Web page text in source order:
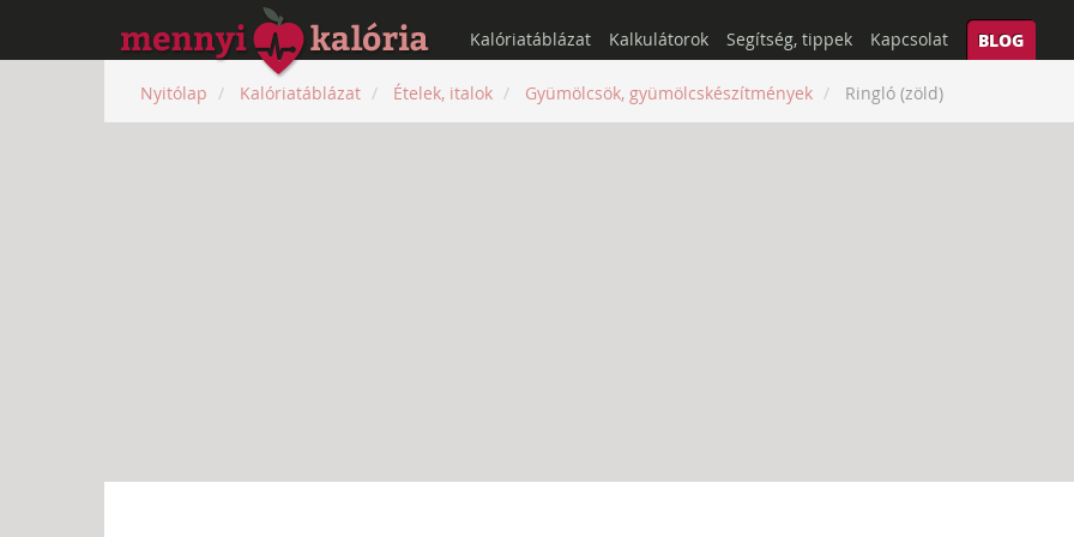
Kalóriatáblázat Kalkulátorok Segítség, tippek Kapcsolat BLOG
Nyitólap Kalóriatáblázat Ételek, italok Gyümölcsök, gyümölcskészítmények Ringló (zöld)